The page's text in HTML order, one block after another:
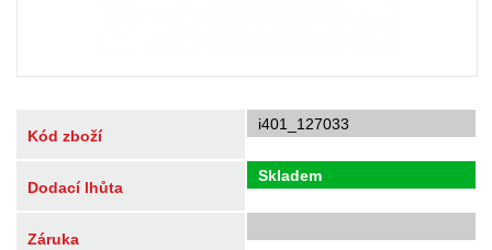
Kód zboží
i401_127033
Dodací lhůta
Skladem
Záruka